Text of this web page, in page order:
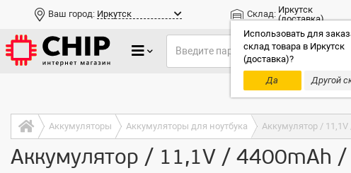
Ваш город: Иркутск Склад: Иркутск
(доставка)
Использовать для
склад товара в Иркутск
(доставка)?
Да
Другой
Только
Аккумуляторы Аккумуляторы для ноутбука Аккумулятор /
Аккумулятор / 11,1V / 4400mAh /